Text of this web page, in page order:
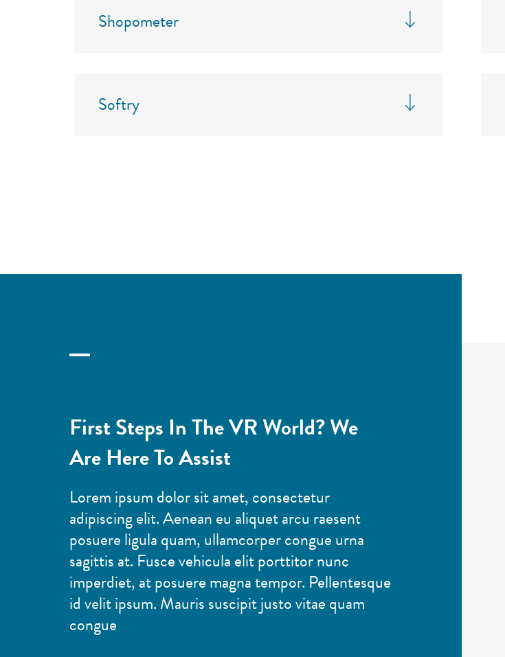
Shopometer
Softry
First Steps In The VR World? We
Are Here To Assist
Lorem ipsum dolor sit amet, consectetur
adipiscing elit. Aenean eu aliquet arcu raesent
posuere ligula quam, ullamcorper congue urna
sagittis at. Fusce vehicula elit porttitor nunc
imperdiet, at posuere magna tempor. Pellentesque
id velit ipsum. Mauris suscipit justo vitae quam
congue